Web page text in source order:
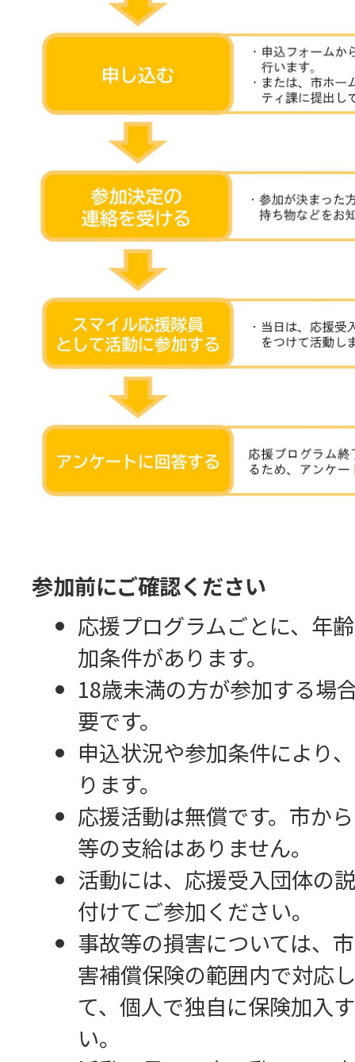
参加前にご確認ください
応援プログラムごとに、年
加条件があります。
18歳未満の方が参加する場
要です。
申込状況や参加条件により
ります。
応援活動は無償です。市か
等の支給はありません。
活動には、応援受入団体の
付けてご参加ください。
事故等の損害については、
害補償保険の範囲内で対応
て、個人で独自に保険加入
い。